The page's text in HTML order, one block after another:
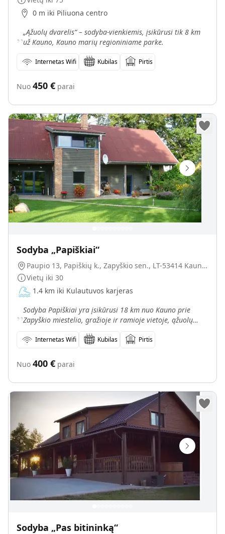
0 m iki Piliuona centro
„„Ąžuolų dvarelis“ – sodyba-vienkiemis, įsikūrusi tik 8 km
už Kauno, Kauno marių regioniniame parke.
Internetas Wifi Kubilas Pirtis
Nuo 450 € parai
Sodyba „Papiškiai“
Paupio 13, Papiškių k., Zapyškio sen., LT-53414 Kauno r.
Vietų iki 30
1.4 km iki Kulautuvos karjeras
„Sodyba Papiškiai yra įsikūrusi 18 km nuo Kauno prie
Zapyškio miestelio, gražioje ir ramioje vietoje, ąžuolų
apsuptyje, netoli miško. Kaimo turizmo sodyba tinka
Internetas Wifi Kubilas Pirtis
Nuo 400 € parai
Sodyba „Pas bitininką“